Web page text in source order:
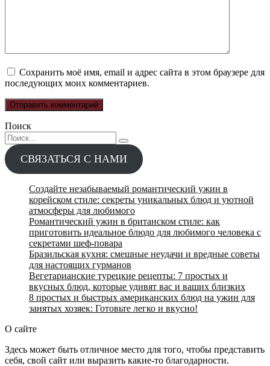
Сохранить моё имя, email и адрес сайта в этом браузере для
последующих моих комментариев.
Поиск
Search
for:
СВЯЗАТЬСЯ С НАМИ
Создайте незабываемый романтический ужин в
корейском стиле: секреты уникальных блюд и уютной
атмосферы для любимого
Романтический ужин в британском стиле: как
приготовить идеальное блюдо для любимого человека с
секретами шеф-повара
Бразильская кухня: смешные неудачи и вредные советы
для настоящих гурманов
Вегетарианские турецкие рецепты: 7 простых и
вкусных блюд, которые удивят вас и ваших близких
8 простых и быстрых американских блюд на ужин для
занятых хозяек: Готовьте легко и вкусно!
О сайте
Здесь может быть отличное место для того, чтобы представить
себя, свой сайт или выразить какие-то благодарности.